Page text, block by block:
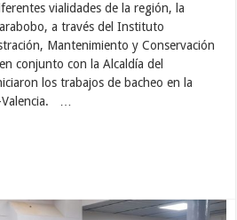
vialidades de la región, la
a través del Instituto
Mantenimiento y Conservación
conjunto con la Alcaldía del
los trabajos de bacheo en la
Valencia. …